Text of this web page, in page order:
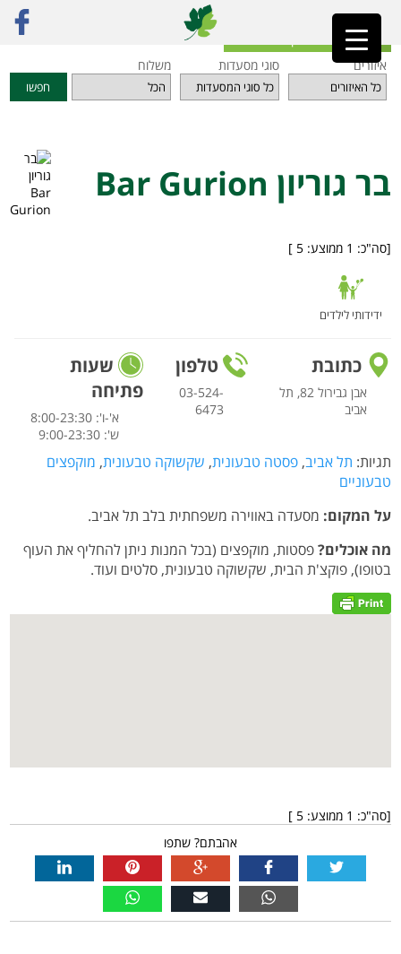
ראשי»מסעדות בר גוריון Bar Gurion
חזרה לאינדקס המסעדות
איזורים
סוגי מסעדות משלוח
חפשו
בר גוריון Bar Gurion
[סה"כ: 1 ממוצע: 5
]
ידידותי לילדים
כתובת
אבן גבירול 82, תל
אביב
טלפון
03-524-
6473
שעות
פתיחה
א'-ו': 8:00-23:30
ש': 9:00-23:30
תגיות: תל אביב, פסטה טבעונית, שקשוקה טבעונית, מוקפצים
טבעוניים
על המקום: מסעדה באווירה משפחתית בלב תל אביב.
מה אוכלים?פסטות, מוקפצים (בכל המנות ניתן להחליף את העוף
בטופו), פוקצ'ת הבית, שקשוקה טבעונית, סלטים ועוד.
[סה"כ: 1 ממוצע: 5
]
אהבתם? שתפו